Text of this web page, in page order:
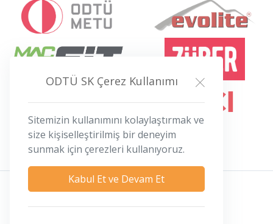
ODTÜ SK Çerez Kullanımı
Sitemizin kullanımını kolaylaştırmak ve
size kişiselleştirilmiş bir deneyim
sunmak için çerezleri kullanıyoruz.
Kabul Et ve Devam Et